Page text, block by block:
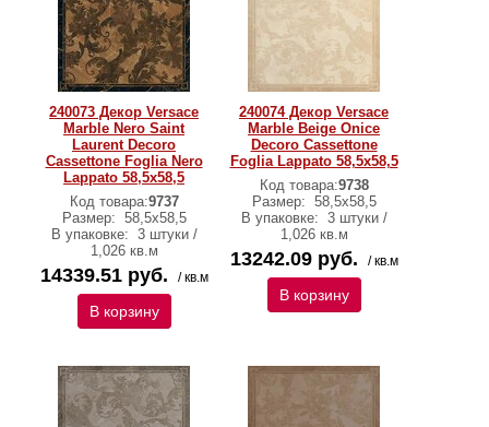
240073 Декор Versace
Marble Nero Saint
Laurent Decoro
Cassettone Foglia Nero
Lappato 58,5х58,5
Код товара:9737
Размер: 58,5х58,5
В упаковке: 3 штуки /
1,026 кв.м
14339.51 руб. / кв.м
В корзину
240074 Декор Versace
Marble Beige Onice
Decoro Cassettone
Foglia Lappato 58,5х58,5
Код товара:9738
Размер: 58,5х58,5
В упаковке: 3 штуки /
1,026 кв.м
13242.09 руб. / кв.м
В корзину